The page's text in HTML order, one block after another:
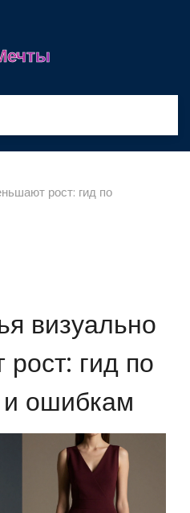
рост: гид по
визуально
гид по
ошибкам